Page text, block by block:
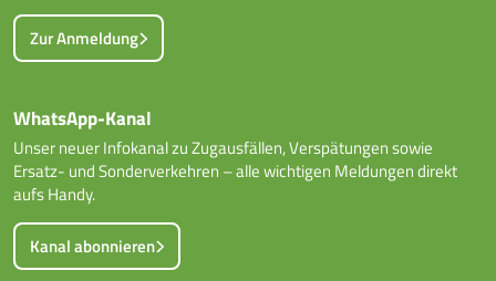
Zur Anmeldung
WhatsApp-Kanal
Unser neuer Infokanal zu Zugausfällen, Verspätungen sowie
Ersatz- und Sonderverkehren – alle wichtigen Meldungen direkt
aufs Handy.
Kanal abonnieren